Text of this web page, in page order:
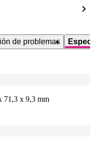
de problemas
71,3 x 9,3 mm